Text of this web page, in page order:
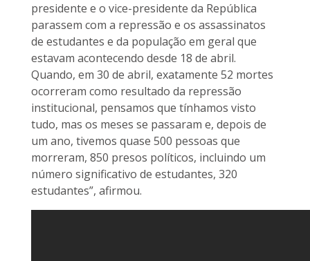
presidente e o vice-presidente da República
parassem com a repressão e os assassinatos
de estudantes e da população em geral que
estavam acontecendo desde 18 de abril.
Quando, em 30 de abril, exatamente 52 mortes
ocorreram como resultado da repressão
institucional, pensamos que tínhamos visto
tudo, mas os meses se passaram e, depois de
um ano, tivemos quase 500 pessoas que
morreram, 850 presos políticos, incluindo um
número significativo de estudantes, 320
estudantes”, afirmou.